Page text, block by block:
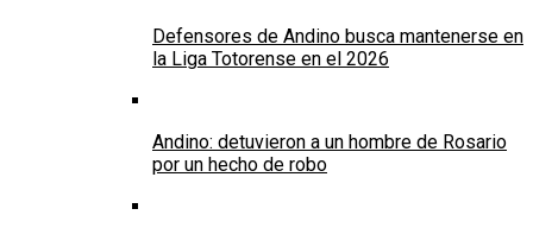
Defensores de Andino busca mantenerse en
la Liga Totorense en el 2026
Andino: detuvieron a un hombre de Rosario
por un hecho de robo